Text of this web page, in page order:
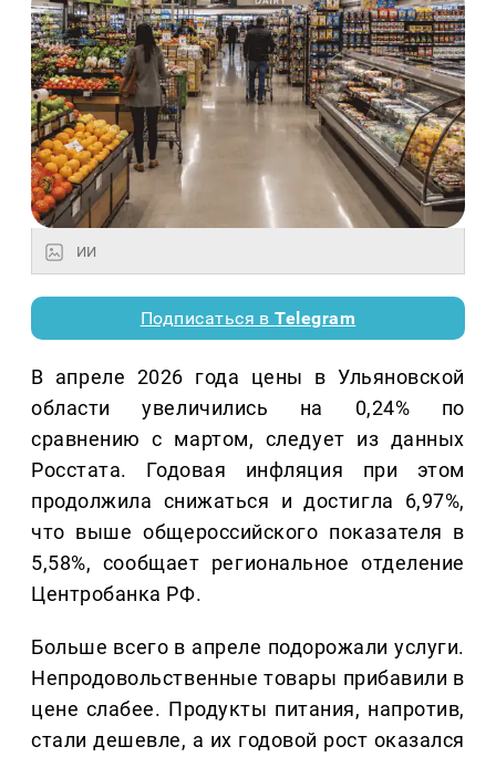
ИИ
Подписаться вTelegram
В апреле 2026 года цены в Ульяновской
области увеличились на 0,24% по
сравнению с мартом, следует из данных
Росстата. Годовая инфляция при этом
продолжила снижаться и достигла 6,97%,
что выше общероссийского показателя в
5,58%, сообщает региональное отделение
Центробанка РФ.
Больше всего в апреле подорожали услуги.
Непродовольственные товары прибавили в
цене слабее. Продукты питания, напротив,
стали дешевле, а их годовой рост оказался